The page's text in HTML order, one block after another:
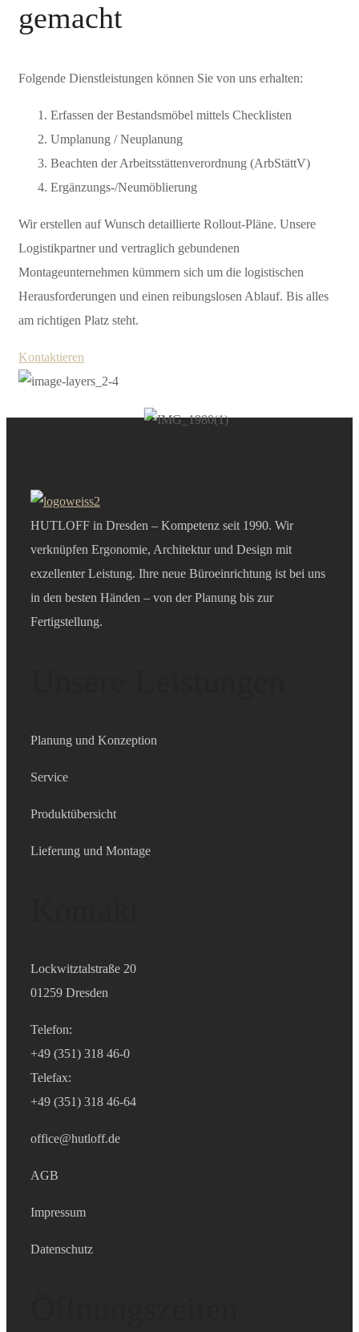
gemacht
Folgende Dienstleistungen können Sie von uns erhalten:
Erfassen der Bestandsmöbel mittels Checklisten
Umplanung / Neuplanung
Beachten der Arbeitsstättenverordnung (ArbStättV)
Ergänzungs-/Neumöblierung
Wir erstellen auf Wunsch detaillierte Rollout-Pläne. Unsere
Logistikpartner und vertraglich gebundenen
Montageunternehmen kümmern sich um die logistischen
Herausforderungen und einen reibungslosen Ablauf. Bis alles
am richtigen Platz steht.
Kontaktieren
HUTLOFF in Dresden – Kompetenz seit 1990. Wir
verknüpfen Ergonomie, Architektur und Design mit
exzellenter Leistung. Ihre neue Büroeinrichtung ist bei uns
in den besten Händen – von der Planung bis zur
Fertigstellung.
Planung und Konzeption
Service
Produktübersicht
Lieferung und Montage
Lockwitztalstraße 20
01259 Dresden
Telefon:
+49 (351) 318 46-0
Telefax:
+49 (351) 318 46-64
office@hutloff.de
AGB
Impressum
Datenschutz